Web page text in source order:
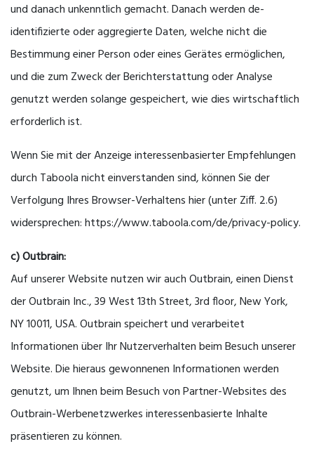
und danach unkenntlich gemacht. Danach werden de-
identifizierte oder aggregierte Daten, welche nicht die
Bestimmung einer Person oder eines Gerätes ermöglichen,
und die zum Zweck der Berichterstattung oder Analyse
genutzt werden solange gespeichert, wie dies wirtschaftlich
erforderlich ist.
Wenn Sie mit der Anzeige interessenbasierter Empfehlungen
durch Taboola nicht einverstanden sind, können Sie der
Verfolgung Ihres Browser-Verhaltens hier (unter Ziff. 2.6)
widersprechen: https://www.taboola.com/de/privacy-policy.
c) Outbrain:
Auf unserer Website nutzen wir auch Outbrain, einen Dienst
der Outbrain Inc., 39 West 13th Street, 3rd floor, New York,
NY 10011, USA. Outbrain speichert und verarbeitet
Informationen über Ihr Nutzerverhalten beim Besuch unserer
Website. Die hieraus gewonnenen Informationen werden
genutzt, um Ihnen beim Besuch von Partner-Websites des
Outbrain-Werbenetzwerkes interessenbasierte Inhalte
präsentieren zu können.